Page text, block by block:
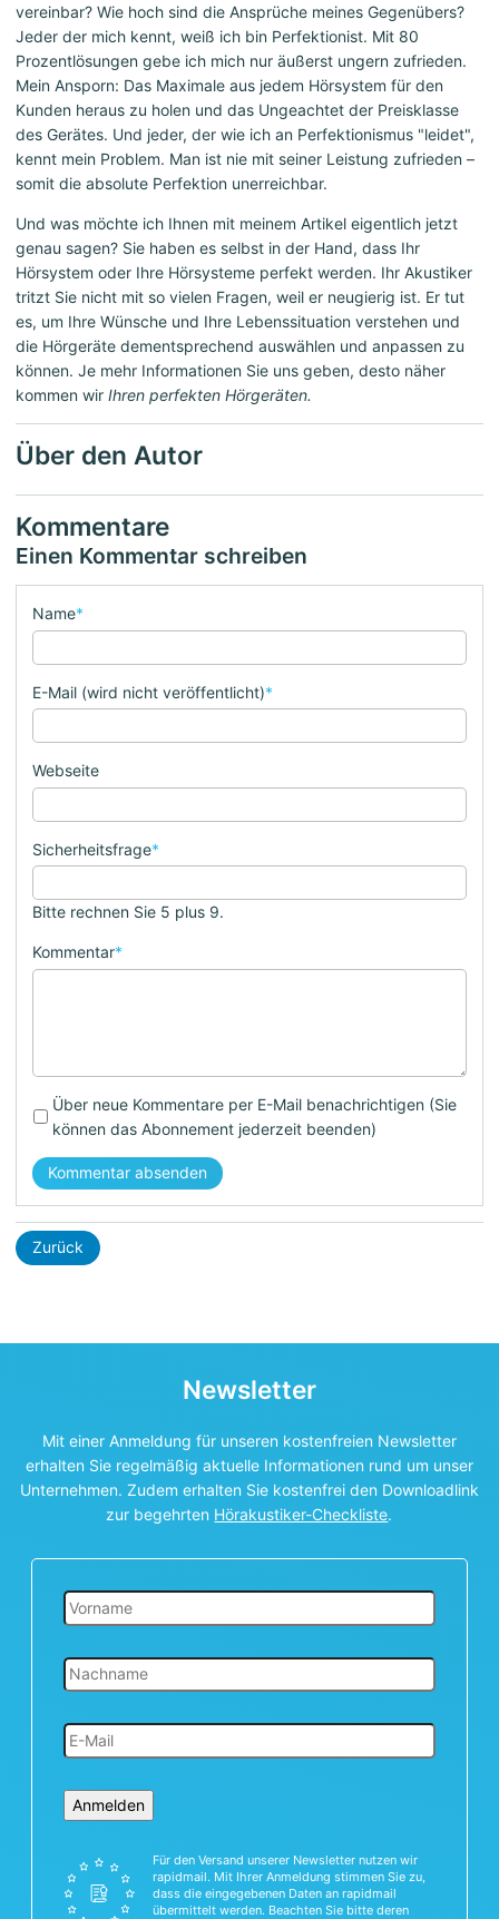
vereinbar? Wie hoch sind die Ansprüche meines Gegenübers?
Jeder der mich kennt, weiß ich bin Perfektionist. Mit 80
Prozentlösungen gebe ich mich nur äußerst ungern zufrieden.
Mein Ansporn: Das Maximale aus jedem Hörsystem für den
Kunden heraus zu holen und das Ungeachtet der Preisklasse
des Gerätes. Und jeder, der wie ich an Perfektionismus "leidet",
kennt mein Problem. Man ist nie mit seiner Leistung zufrieden –
somit die absolute Perfektion unerreichbar.
Und was möchte ich Ihnen mit meinem Artikel eigentlich jetzt
genau sagen? Sie haben es selbst in der Hand, dass Ihr
Hörsystem oder Ihre Hörsysteme perfekt werden. Ihr Akustiker
tritzt Sie nicht mit so vielen Fragen, weil er neugierig ist. Er tut
es, um Ihre Wünsche und Ihre Lebenssituation verstehen und
die Hörgeräte dementsprechend auswählen und anpassen zu
können. Je mehr Informationen Sie uns geben, desto näher
kommen wir Ihren perfekten Hörgeräten.
Über den Autor
Kommentare
Einen Kommentar schreiben
Name*
E-Mail (wird nicht veröffentlicht)*
Webseite
Sicherheitsfrage*
Bitte rechnen Sie 5 plus 9.
Kommentar*
Über neue Kommentare per E-Mail benachrichtigen (Sie
können das Abonnement jederzeit beenden)
Kommentar absenden
Zurück
Newsletter
Mit einer Anmeldung für unseren kostenfreien Newsletter
erhalten Sie regelmäßig aktuelle Informationen rund um unser
Unternehmen. Zudem erhalten Sie kostenfrei den Downloadlink
zur begehrten Hörakustiker-Checkliste.
Anmelden
Für den Versand unserer Newsletter nutzen wir
rapidmail. Mit Ihrer Anmeldung stimmen Sie zu,
dass die eingegebenen Daten an rapidmail
übermittelt werden. Beachten Sie bitte deren